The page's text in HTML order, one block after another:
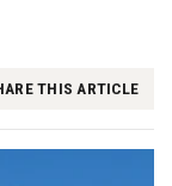
THIS ARTICLE